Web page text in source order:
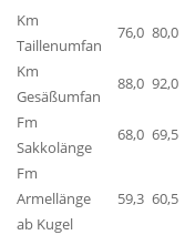
Km
Taillenumfan
76,0 80,0
Km
Gesäßumfan
88,0 92,0
Fm
Sakkolänge
68,0 69,5
Fm
Armellänge
ab Kugel
59,3 60,5